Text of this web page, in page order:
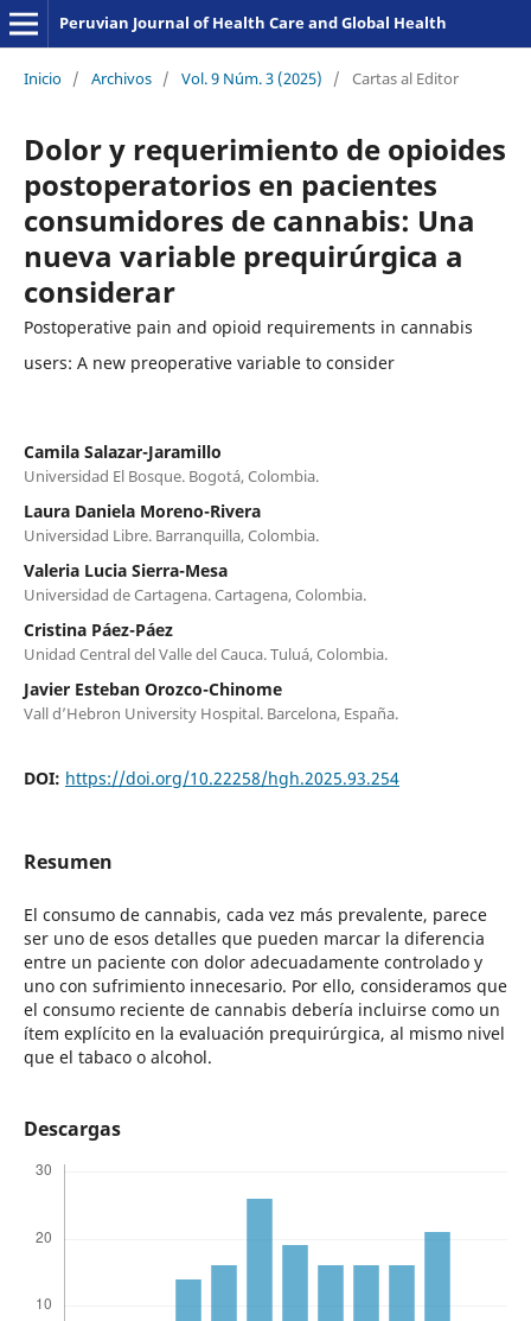
Peruvian Journal of Health Care and Global Health
Inicio / Archivos / Vol. 9 Núm. 3 (2025) / Cartas al Editor
Dolor y requerimiento de opioides
postoperatorios en pacientes
consumidores de cannabis: Una
nueva variable prequirúrgica a
considerar
Postoperative pain and opioid requirements in cannabis
users: A new preoperative variable to consider
Camila Salazar-Jaramillo
Universidad El Bosque. Bogotá, Colombia.
Laura Daniela Moreno-Rivera
Universidad Libre. Barranquilla, Colombia.
Valeria Lucia Sierra-Mesa
Universidad de Cartagena. Cartagena, Colombia.
Cristina Páez-Páez
Unidad Central del Valle del Cauca. Tuluá, Colombia.
Javier Esteban Orozco-Chinome
Vall d’Hebron University Hospital. Barcelona, España.
DOI: https://doi.org/10.22258/hgh.2025.93.254
Resumen
El consumo de cannabis, cada vez más prevalente, parece
ser uno de esos detalles que pueden marcar la diferencia
entre un paciente con dolor adecuadamente controlado y
uno con sufrimiento innecesario. Por ello, consideramos que
el consumo reciente de cannabis debería incluirse como un
ítem explícito en la evaluación prequirúrgica, al mismo nivel
que el tabaco o alcohol.
Descargas